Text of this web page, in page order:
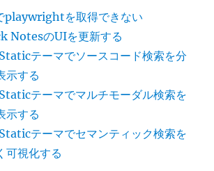
playwrightを取得できない
NotesのUIを更新する
テーマでソースコード検索を分
示する
テーマでマルチモーダル検索を
示する
テーマでセマンティック検索を
可視化する